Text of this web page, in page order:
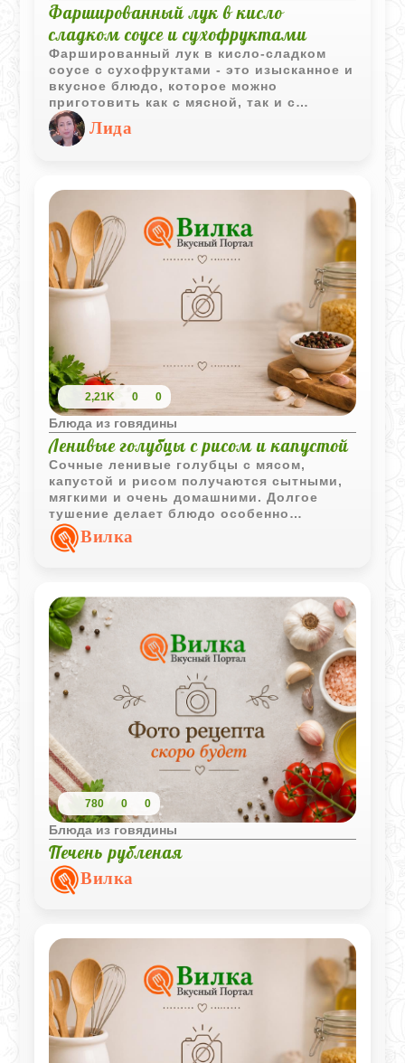
Фаршированный лук в кисло
сладком соусе и сухофруктами
Фаршированный лук в кисло-сладком
соусе с сухофруктами - это изысканное и
вкусное блюдо, которое можно
приготовить как с мясной, так и с
вегетарианской начинкой. Соус
готовится на основе томатного соуса с
добавлением гранатового концентрата и
Лида
2,21K 0 0
Блюда из говядины
Ленивые голубцы с рисом и капустой
Сочные ленивые голубцы с мясом,
капустой и рисом получаются сытными,
мягкими и очень домашними. Долгое
тушение делает блюдо особенно
ароматным и насыщенным.
Вилка
780 0 0
Блюда из говядины
Печень рубленая
Вилка